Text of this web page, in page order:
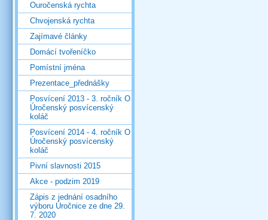
Ouročenská rychta
Chvojenská rychta
Zajímavé články
Domácí tvořeníčko
Pomístní jména
Prezentace_přednášky
Posvícení 2013 - 3. ročník O
Úročenský posvícenský
koláč
Posvícení 2014 - 4. ročník O
Úročenský posvícenský
koláč
Pivní slavnosti 2015
Akce - podzim 2019
Zápis z jednání osadního
výboru Úročnice ze dne 29.
7. 2020